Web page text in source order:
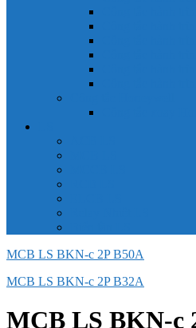
MCB LS BKN-c 2P B50A
MCB LS BKN-c 2P B32A
MCB LS BKN-c